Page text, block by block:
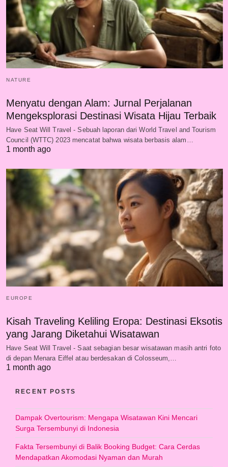
NATURE
Menyatu dengan Alam: Jurnal Perjalanan
Mengeksplorasi Destinasi Wisata Hijau Terbaik
Have Seat Will Travel - Sebuah laporan dari World Travel and Tourism
Council (WTTC) 2023 mencatat bahwa wisata berbasis alam…
1 month ago
EUROPE
Kisah Traveling Keliling Eropa: Destinasi Eksotis
yang Jarang Diketahui Wisatawan
Have Seat Will Travel - Saat sebagian besar wisatawan masih antri foto
di depan Menara Eiffel atau berdesakan di Colosseum,…
1 month ago
RECENT POSTS
Dampak Overtourism: Mengapa Wisatawan Kini Mencari
Surga Tersembunyi di Indonesia
Fakta Tersembunyi di Balik Booking Budget: Cara Cerdas
Mendapatkan Akomodasi Nyaman dan Murah